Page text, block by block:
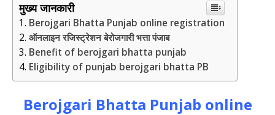
मुख्य जानकारी
Berojgari Bhatta Punjab online registration
ऑनलाइन रजिस्ट्रेशन बेरोजगारी भत्ता पंजाब
Benefit of berojgari bhatta punjab
Eligibility of punjab berojgari bhatta PB
Berojgari Bhatta Punjab online